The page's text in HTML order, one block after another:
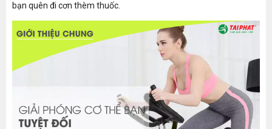
bạn quên đi cơn thèm thuốc.